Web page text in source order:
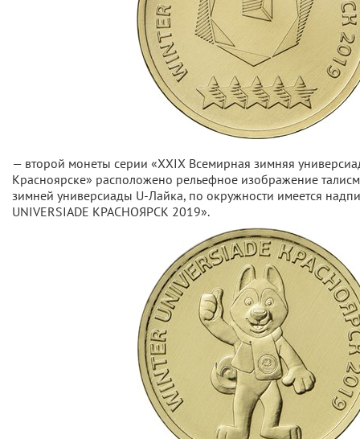
— второй монеты серии «ХХIХ Всемирная зимняя
Красноярске» расположено рельефное изображение
зимней универсиады U-Лайка, по окружности имеется
UNIVERSIADE КРАСНОЯРСК 2019».